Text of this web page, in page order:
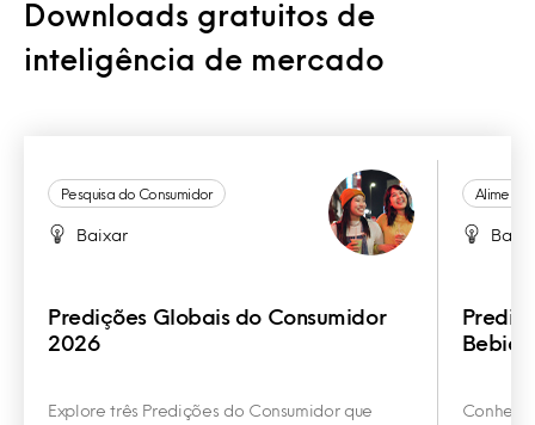
Downloads gratuitos de
inteligência de mercado
Pesquisa do Consumidor
Baixar
Predições Globais do Consumidor
2026
Explore três Predições do Consumidor que